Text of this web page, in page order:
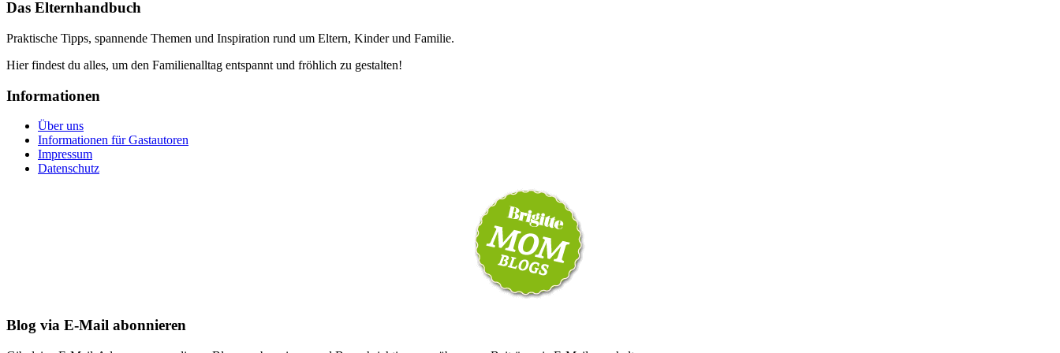
Das Elternhandbuch
Praktische Tipps, spannende Themen und Inspiration rund um Eltern, Kinder und Familie.
Hier findest du alles, um den Familienalltag entspannt und fröhlich zu gestalten!
Informationen
Über uns
Informationen für Gastautoren
Impressum
Datenschutz
Blog via E-Mail abonnieren